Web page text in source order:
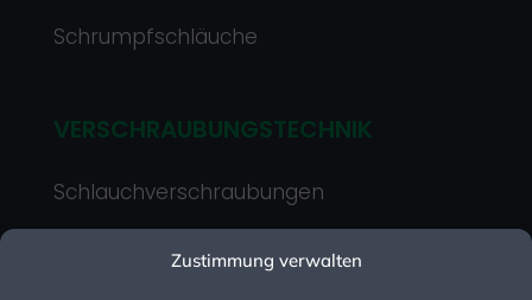
Zustimmung verwalten
Schrumpfschläuche
VERSCHRAUBUNGSTECHNIK
Schlauchverschraubungen
Kabelverschraubungen